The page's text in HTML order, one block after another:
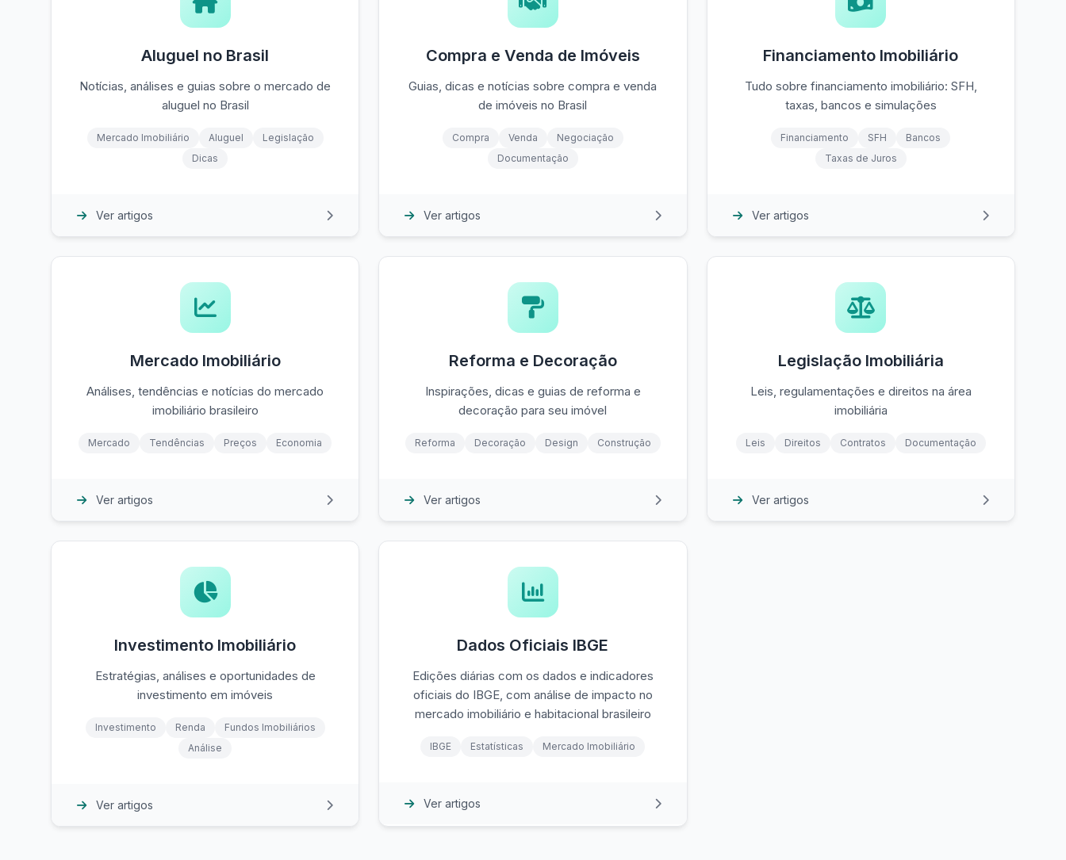
Aluguel no Brasil
Notícias, análises e guias sobre o mercado de
aluguel no Brasil
Mercado Imobiliário Aluguel
Legislação
Dicas
Ver artigos
Compra e Venda de Imóveis
Guias, dicas e notícias sobre compra e venda
de imóveis no Brasil
Compra Venda
Negociação
Documentação
Ver artigos
Financiamento Imobiliário
Tudo sobre financiamento imobiliário: SFH,
taxas, bancos e simulações
Financiamento SFH
Bancos
Taxas de Juros
Ver artigos
Mercado Imobiliário
Análises, tendências e notícias do mercado
imobiliário brasileiro
Mercado Tendências Preços Economia
Ver artigos
Reforma e Decoração
Inspirações, dicas e guias de reforma e
decoração para seu imóvel
Reforma Decoração Design Construção
Ver artigos
Legislação Imobiliária
Leis, regulamentações e direitos na área
imobiliária
Leis Direitos Contratos Documentação
Ver artigos
Investimento Imobiliário
Estratégias, análises e oportunidades de
investimento em imóveis
Investimento Renda
Fundos Imobiliários
Análise
Ver artigos
Dados Oficiais IBGE
Edições diárias com os dados e indicadores
oficiais do IBGE, com análise de impacto no
mercado imobiliário e habitacional brasileiro
IBGE Estatísticas Mercado Imobiliário
Ver artigos